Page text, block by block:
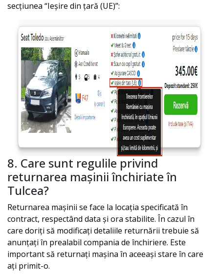
secțiunea “Ieșire din țară (UE)”:
8. Care sunt regulile privind
returnarea mașinii închiriate în
Tulcea?
Returnarea mașinii se face la locația specificată în
contract, respectând data și ora stabilite. În cazul în
care doriți să modificați detaliile returnării trebuie să
anunțați în prealabil compania de închiriere. Este
important să returnați mașina în aceeași stare în care
ați primit-o.